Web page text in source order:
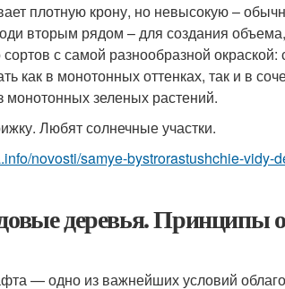
плотную крону, но невысокую –
вторым рядом – для создания
с самой разнообразной окраской:
как в монотонных оттенках, так и в
зеленых растений.
Любят солнечные участки.
novosti/samye-bystrorastushchie-vidy-
деревья. Принципы
— одно из важнейших условий